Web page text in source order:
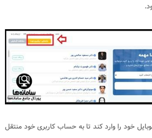
خود را وارد کند تا به حساب کاربری خود منتقل